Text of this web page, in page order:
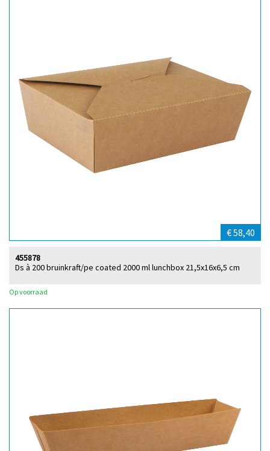
€ 58,40
Ds à 200 bruinkraft/pe coated 2000 ml lunchbox 21,5x16x6,5 cm
455878
Op voorraad